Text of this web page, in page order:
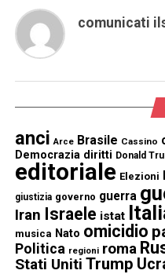
comunicati
anci Arce Brasile Cassino
Democrazia diritti Donald
editoriale Elezioni
giustizia governo guerra
Iran Israele istat
musica Nato omicidio
Politica regioni roma
Stati Uniti Trump